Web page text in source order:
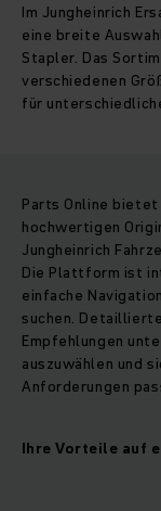
Im Jungheinrich
eine breite
Stapler. Das
verschiedenen
für
Parts Online bietet
hochwertigen
Jungheinrich
Die Plattform ist
einfache
suchen.
Empfehlungen
auszuwählen und
Anforderungen
Ihre Vorteile auf